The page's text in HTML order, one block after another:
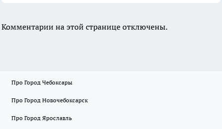
Комментарии на этой странице отключены.
Про Город Чебоксары
Про Город Новочебоксарск
Про Город Ярославль